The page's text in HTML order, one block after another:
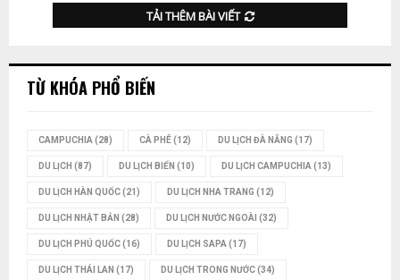
TẢI THÊM BÀI VIẾT
TỪ KHÓA PHỔ BIẾN
CAMPUCHIA(28) CÀ PHÊ(12) DU LỊCH ĐÀ NẴNG (17)
DU LỊCH (87) DU LỊCH BIỂN (10) DU LỊCH CAMPUCHIA(13)
DU LỊCH HÀN QUỐC(21) DU LỊCH NHA TRANG (12)
DU LỊCH NHẬT BẢN (28) DU LỊCH NƯỚC NGOÀI (32)
DU LỊCH PHÚ QUỐC(16) DU LỊCH SAPA(17)
DU LỊCH THÁI LAN (17) DU LỊCH TRONG NƯỚC(34)